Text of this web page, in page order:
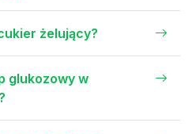
żelujący?
glukozowy w